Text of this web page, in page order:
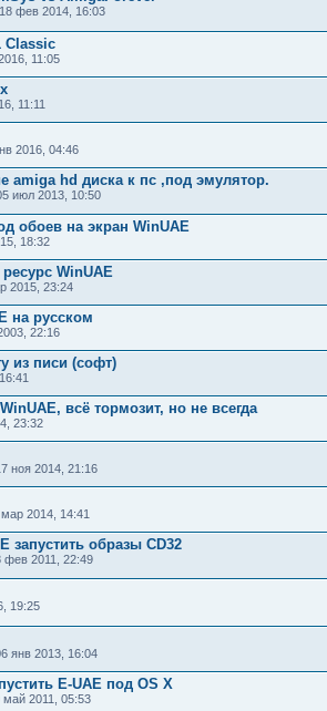
18 фев 2014, 16:03
Classic
11:05
11:11
2016, 04:46
аmigа hd диска к пс ,под эмулятор.
июл 2013, 10:50
обоев на экран WinUAE
18:32
WinUAE
2015, 23:24
на русском
22:16
из писи (софт)
всё тормозит, но не всегда
23:32
ноя 2014, 21:16
мар 2014, 14:41
запустить образы CD32
фев 2011, 22:49
19:25
янв 2013, 16:04
E-UAE под OS X
май 2011, 05:53